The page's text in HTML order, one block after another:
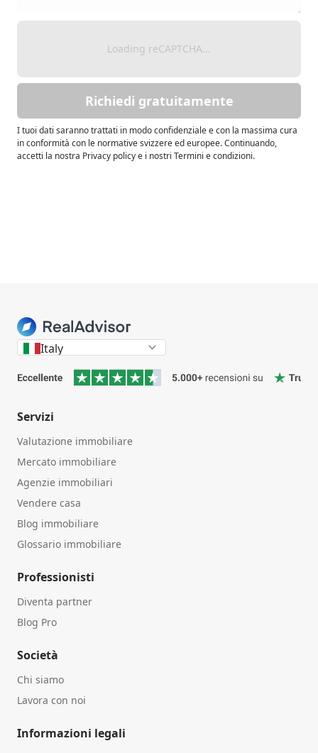
Loading reCAPTCHA...
Richiedi gratuitamente
I tuoi dati saranno trattati in modo confidenziale e con la massima cura
in conformità con le normative svizzere ed europee. Continuando,
accetti la nostra Privacy policy e i nostri Termini e condizioni.
Italy
Servizi
Valutazione immobiliare
Mercato immobiliare
Agenzie immobiliari
Vendere casa
Blog immobiliare
Glossario immobiliare
Professionisti
Diventa partner
Blog Pro
Società
Chi siamo
Lavora con noi
Informazioni legali